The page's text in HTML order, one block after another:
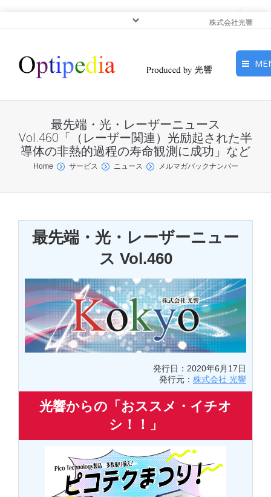
株式会社光響
ピックアップ
光基礎・光源
光応用・アプリケーショ
サービス
最先端・光・レーザーニュース
Vol.460「（レーザー関連）光励起された半
導体の非熱的過程の寿命観測に成功」など
You are here:
Home サービス ニュース メルマガバックナンバー
最先端・光・レーザーニュー
ス Vol.460
発行日：2020年6月17日
発行元： 株式会社 光響
光響からの「おススメ・イチオ
シ！！」